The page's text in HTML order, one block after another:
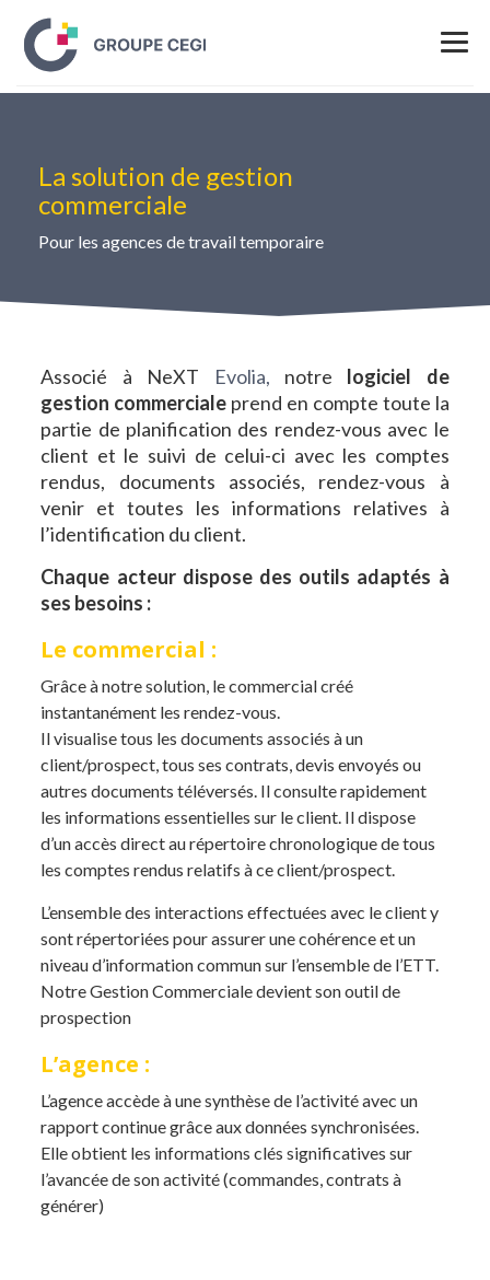
La solution de gestion
commerciale
Pour les agences de travail temporaire
Associé à NeXT Evolia, notre logiciel de
gestion commerciale prend en compte toute la
partie de planification des rendez-vous avec le
client et le suivi de celui-ci avec les comptes
rendus, documents associés, rendez-vous à
venir et toutes les informations relatives à
l’identification du client.
Chaque acteur dispose des outils adaptés à
ses besoins :
Le commercial :
Grâce à notre solution, le commercial créé
instantanément les rendez-vous.
Il visualise tous les documents associés à un
client/prospect, tous ses contrats, devis envoyés ou
autres documents téléversés. Il consulte rapidement
les informations essentielles sur le client. Il dispose
d’un accès direct au répertoire chronologique de tous
les comptes rendus relatifs à ce client/prospect.
L’ensemble des interactions effectuées avec le client y
sont répertoriées pour assurer une cohérence et un
niveau d’information commun sur l’ensemble de l’ETT.
Notre Gestion Commerciale devient son outil de
prospection
L’agence :
L’agence accède à une synthèse de l’activité avec un
rapport continue grâce aux données synchronisées.
Elle obtient les informations clés significatives sur
l’avancée de son activité (commandes, contrats à
générer)